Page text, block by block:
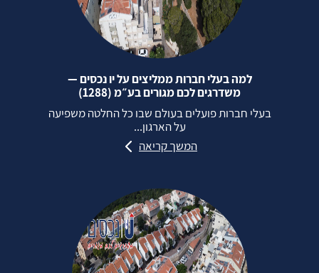
למה בעלי חברות ממליצים על יו נכסים —
משדרגים לכם מגורים בע״מ (1288)
בעלי חברות פועלים בעולם שבו כל החלטה משפיעה
על הארגון...
המשך קריאה